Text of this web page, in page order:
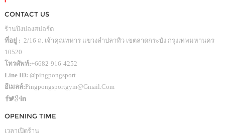
CONTACT US
ร้านปิงปองสปอร์ต
ที่อยู่ : 2/16 ถ. เจ้าคุณทหาร แขวงลำปลาทิว เขตลาดกระบัง กรุงเทพมหานคร
10520
โทรศัพท์:+6682-916-4252
Line ID: @pingpongsport
อีเมลล์:Pingpongsportgym@gmail.com
OPENING TIME
เวลาเปิดร้าน